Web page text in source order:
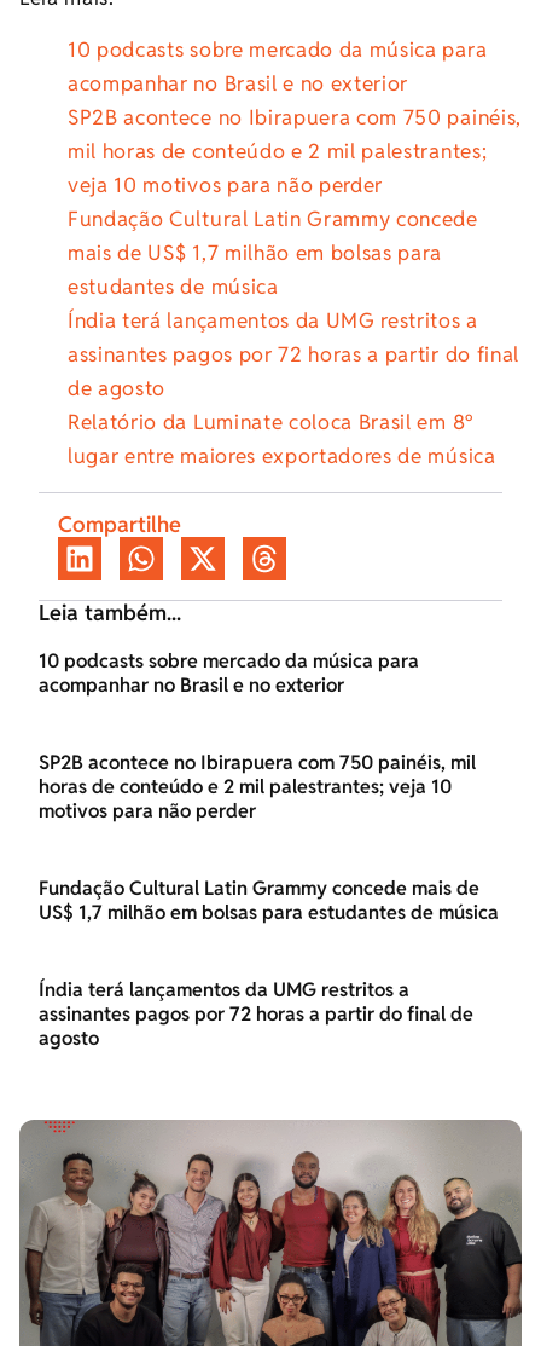
10 podcasts sobre mercado da música para
acompanhar no Brasil e no exterior
SP2B acontece no Ibirapuera com 750 painéis,
mil horas de conteúdo e 2 mil palestrantes;
veja 10 motivos para não perder
Fundação Cultural Latin Grammy concede
mais de US$ 1,7 milhão em bolsas para
estudantes de música
Índia terá lançamentos da UMG restritos a
assinantes pagos por 72 horas a partir do final
de agosto
Relatório da Luminate coloca Brasil em 8º
lugar entre maiores exportadores de música
Compartilhe
Leia também...
10 podcasts sobre mercado da música para
acompanhar no Brasil e no exterior
SP2B acontece no Ibirapuera com 750 painéis, mil
horas de conteúdo e 2 mil palestrantes; veja 10
motivos para não perder
Fundação Cultural Latin Grammy concede mais de
US$ 1,7 milhão em bolsas para estudantes de música
Índia terá lançamentos da UMG restritos a
assinantes pagos por 72 horas a partir do final de
agosto